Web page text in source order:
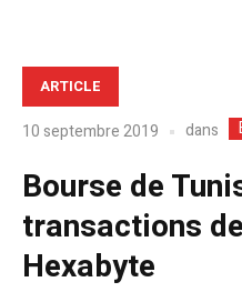
ARTICLE
10 septembre 2019 dans
Bourse de
transactions
Hexabyte